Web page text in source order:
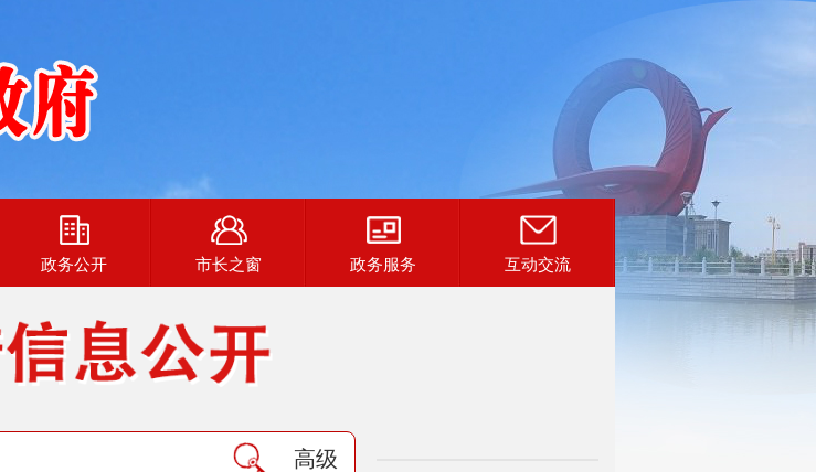
政务公开 市长之窗 政务服务 互动交流
高级